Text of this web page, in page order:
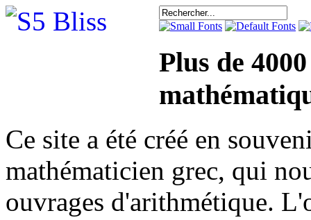
Plus de
Ce site a été créé en
mathématicien grec, qui
ouvrages d'arithmétique.